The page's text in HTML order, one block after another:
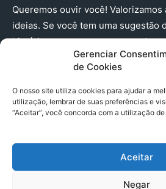
Gerenciar
de Cookies
O nosso site utiliza cookies para ajudar a
utilização, lembrar de suas preferências e
“Aceitar”, você concorda com a utilização
Aceitar
Negar
Queremos ouvir você! Valorizamos
ideias. Se você tem uma sugestão
história que merece ser contada,
(91) 98224 - 3111
© 2025 A Província do Pará CNPJ:
Trav. Quintino Bocaiuva 2301, Ed.